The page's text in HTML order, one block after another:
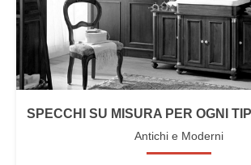
SPECCHI SU MISURA PER OGNI
Antichi e Moderni